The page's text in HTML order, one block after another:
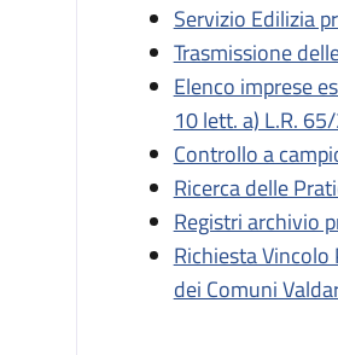
Servizio Edilizia
Trasmissione
Elenco imprese
10 lett. a) L.R.
Controllo a
Ricerca delle
Registri archivio
Richiesta
dei Comuni